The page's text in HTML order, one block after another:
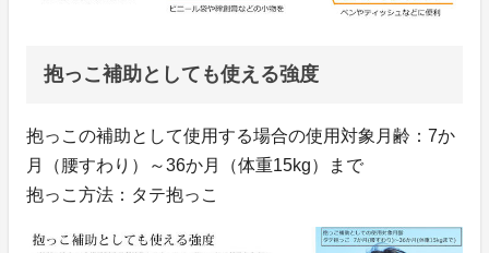
抱っこ補助としても使える強度
抱っこの補助として使用する場合の使用対象月齢：7か
月（腰すわり）～36か月（体重15kg）まで
抱っこ方法：タテ抱っこ